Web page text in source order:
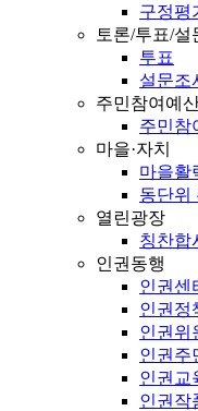
구정평
토론/투표/설
투표
설문조
주민참여예
주민참
마을·자치
마을활
동단위
열린광장
칭찬합
인권동행
인권센
인권정
인권위
인권주
인권교
인권작